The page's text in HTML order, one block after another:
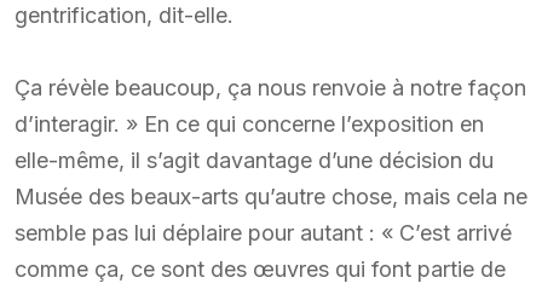
gentrification, dit-elle.
Ça révèle beaucoup, ça nous renvoie à notre façon
d’interagir. » En ce qui concerne l’exposition en
elle-même, il s’agit davantage d’une décision du
Musée des beaux-arts qu’autre chose, mais cela ne
semble pas lui déplaire pour autant : « C’est arrivé
comme ça, ce sont des œuvres qui font partie de